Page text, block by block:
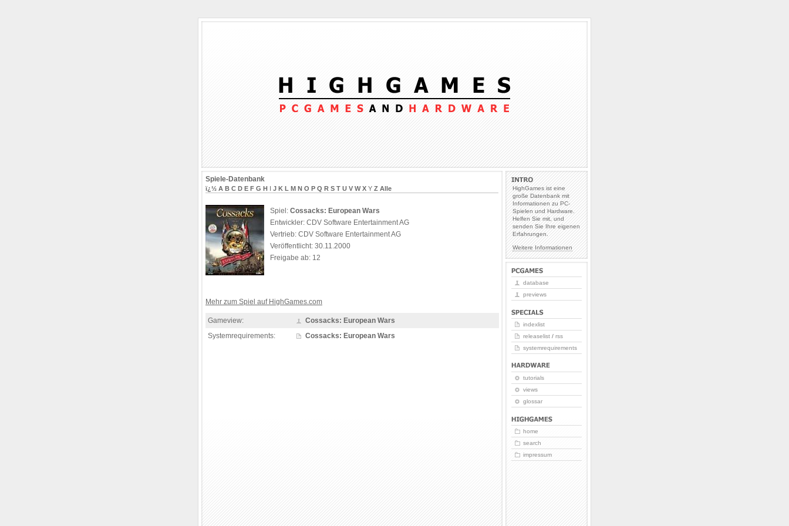
HighGames ist eine
große Datenbank mit
Informationen zu PC-
Spielen und Hardware.
Helfen Sie mit, und
senden Sie Ihre eigenen
Erfahrungen.
Weitere Informationen
Spiele-Datenbank
ï¿½ A B C D E F G H I J K L M N O P Q R S T U V W X Y Z Alle
Spiel: Cossacks: European Wars
Entwickler: CDV Software Entertainment AG
Vertrieb: CDV Software Entertainment AG
Veröffentlicht: 30.11.2000
Freigabe ab: 12
Mehr zum Spiel auf HighGames.com
Gameview:
Cossacks: European Wars
Systemrequirements:
Cossacks: European Wars
database
previews
indexlist
releaselist / rss
systemrequirements
tutorials
views
glossar
home
search
impressum